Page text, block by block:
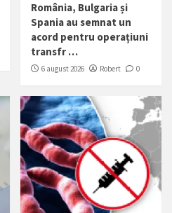
România, Bulgaria și
Spania au semnat un
acord pentru operațiuni
transfr …
6 august 2026 Robert 0